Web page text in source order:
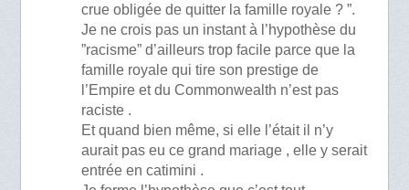
crue obligée de quitter la famille royale ? ”.
Je ne crois pas un instant à l’hypothèse du
”racisme” d’ailleurs trop facile parce que la
famille royale qui tire son prestige de
l’Empire et du Commonwealth n’est pas
raciste .
Et quand bien même, si elle l’était il n’y
aurait pas eu ce grand mariage , elle y serait
entrée en catimini .